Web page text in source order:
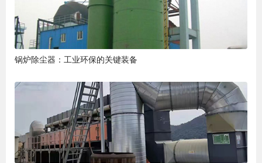
锅炉除尘器：工业环保的关键装备